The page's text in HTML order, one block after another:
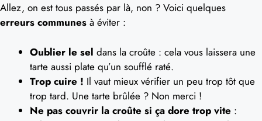
Allez, on est tous passés par là, non ? Voici quelques
erreurs communes à éviter :
Oublier le sel dans la croûte : cela vous laissera une
tarte aussi plate qu’un soufflé raté.
Trop cuire ! Il vaut mieux vérifier un peu trop tôt que
trop tard. Une tarte brûlée ? Non merci !
Ne pas couvrir la croûte si ça dore trop vite :